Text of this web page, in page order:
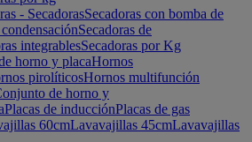
- SecadorasSecadoras con bomba de
Secadoras de
integrablesSecadoras por Kg
horno y placaHornos
pirolíticosHornos multifunción
de horno y
Placas de inducciónPlacas de gas
60cmLavavajillas 45cmLavavajillas